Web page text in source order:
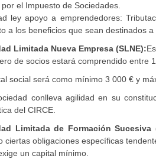
el Impuesto de Sociedades.
ley apoyo a emprendedores:
a los beneficios que sean destinados
Limitada Nueva Empresa (SLNE):
de socios estará comprendido entre
social será como mínimo 3 000 € y
conlleva agilidad en su
del CIRCE.
Limitada de Formación Sucesiva
ciertas obligaciones específicas
un capital mínimo.